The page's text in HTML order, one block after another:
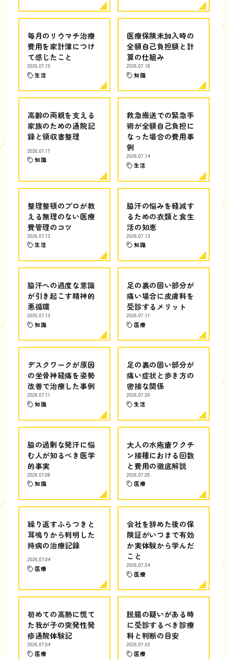
毎月のリウマチ治療
費用を家計簿につけ
て感じたこと
2026.07.19
生活
医療保険未加入時の
全額自己負担額と計
算の仕組み
2026.07.18
知識
高齢の両親を支える
家族のための通院記
録と領収書整理
2026.07.17
知識
救急搬送での緊急手
術が全額自己負担に
なった場合の費用事
例
2026.07.14
生活
整理整頓のプロが教
える無理のない医療
費管理のコツ
2026.07.13
生活
脇汗の悩みを軽減す
るための衣類と食生
活の知恵
2026.07.13
知識
脇汗への過度な意識
が引き起こす精神的
悪循環
2026.07.13
知識
足の裏の固い部分が
痛い場合に皮膚科を
受診するメリット
2026.07.11
医療
デスクワークが原因
の坐骨神経痛を姿勢
改善で治療した事例
2026.07.11
知識
足の裏の固い部分が
痛い症状と歩き方の
密接な関係
2026.07.09
生活
脇の過剰な発汗に悩
む人が知るべき医学
的事実
2026.07.08
知識
大人の水疱瘡ワクチ
ン接種における回数
と費用の徹底解説
2026.07.05
医療
繰り返すふらつきと
耳鳴りから判明した
持病の治療記録
2026.07.04
医療
会社を辞めた後の保
険証がいつまで有効
か実体験から学んだ
こと
2026.07.04
医療
初めての高熱に慌て
た我が子の突発性発
疹通院体験記
2026.07.04
医療
脱腸の疑いがある時
に受診するべき診療
科と判断の目安
2026.07.03
医療